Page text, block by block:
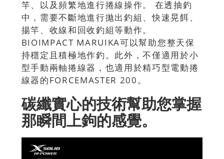
竿、以及頻繁地進行捲線操作。 在透抽釣
中，需要不斷地進行拋出釣組、快速晃餌、
揚竿、收線和回收釣組等動作。
BIOIMPACT MARUIKA可以幫助您整天保
持穩定且積極地作釣。此外，不僅適用於小
型手動兩軸捲線器，也適用於精巧型電動捲
線器的FORCEMASTER 200。
碳纖實心的技術幫助您掌握
那瞬間上鉤的感覺。